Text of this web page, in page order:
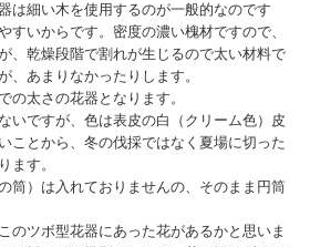
は細い木を使用するのが一般的なのです
すいからです。密度の濃い槐材ですので、
、乾燥段階で割れが生じるので太い材料で
、あまりなかったりします。
の太さの花器となります。
いですが、色は表皮の白（クリーム色）皮
ことから、冬の伐採ではなく夏場に切った
ます。
筒）は入れておりませんの、そのまま円筒
のツボ型花器にあった花があるかと思いま